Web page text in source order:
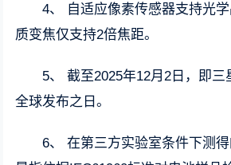
4、 自适应像素传感器支持光
质变焦仅支持2倍焦距。
5、 截至2025年12月2日，即三
全球发布之日。
6、 在第三方实验室条件下测